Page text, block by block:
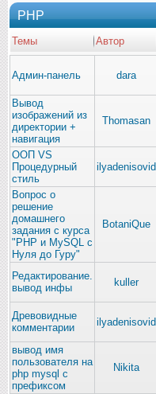
PHP
Темы Автор
Админ-панель dara
Вывод
изображений из
директории +
навигация
Thomasan
ООП VS
Процедурный
стиль
ilyadenisovid
Вопрос о
решение
домашнего
задания с курса
"РНР и MySQL с
Нуля до Гуру"
BotaniQue
Редактирование.
вывод инфы
kuller
Древовидные
комментарии
ilyadenisovid
вывод имя
пользователя на
php mysql с
префиксом
Nikita